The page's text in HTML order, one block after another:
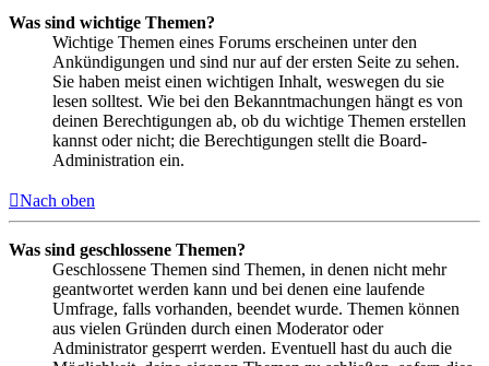
Was sind wichtige Themen?
Wichtige Themen eines Forums erscheinen unter den
Ankündigungen und sind nur auf der ersten Seite zu sehen.
Sie haben meist einen wichtigen Inhalt, weswegen du sie
lesen solltest. Wie bei den Bekanntmachungen hängt es von
deinen Berechtigungen ab, ob du wichtige Themen erstellen
kannst oder nicht; die Berechtigungen stellt die Board-
Administration ein.
Nach oben
Was sind geschlossene Themen?
Geschlossene Themen sind Themen, in denen nicht mehr
geantwortet werden kann und bei denen eine laufende
Umfrage, falls vorhanden, beendet wurde. Themen können
aus vielen Gründen durch einen Moderator oder
Administrator gesperrt werden. Eventuell hast du auch die